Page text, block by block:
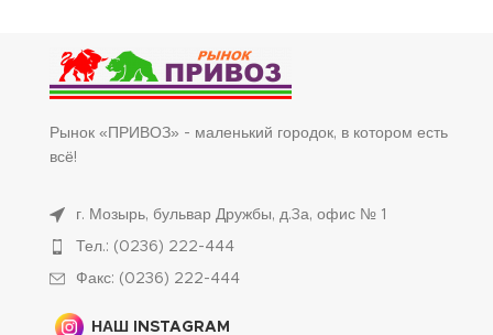
Рынок «ПРИВОЗ» - маленький городок, в котором есть
всё!
г. Мозырь, бульвар Дружбы, д.3а, офис № 1
Тел.: (0236) 222-444
Факс: (0236) 222-444
НАШ INSTAGRAM